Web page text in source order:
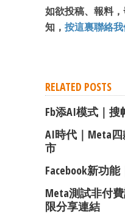
如欲投稿、報料
知， 按這裏聯絡我
RELATED POSTS
Fb添AI模式｜
AI時代｜Meta
市
Facebook新功
Meta測試非付
限分享連結